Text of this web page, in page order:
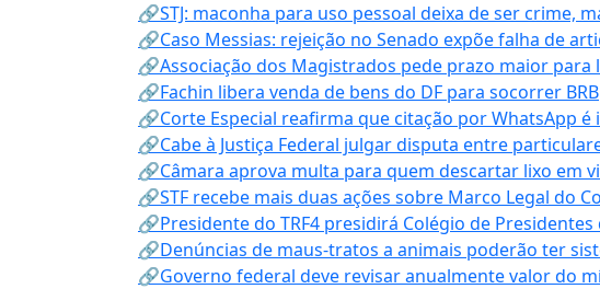
🔗STJ: maconha para uso pessoal deixa de ser crime,
🔗Caso Messias: rejeição no Senado expõe falha de
🔗Associação dos Magistrados pede prazo maior
🔗Fachin libera venda de bens do DF para socorrer BRB
🔗Corte Especial reafirma que citação por WhatsApp é
🔗Cabe à Justiça Federal julgar disputa entre
🔗Câmara aprova multa para quem descartar lixo em
🔗STF recebe mais duas ações sobre Marco Legal do
🔗Presidente do TRF4 presidirá Colégio de Presidentes
🔗Denúncias de maus-tratos a animais poderão ter
🔗Governo federal deve revisar anualmente valor do